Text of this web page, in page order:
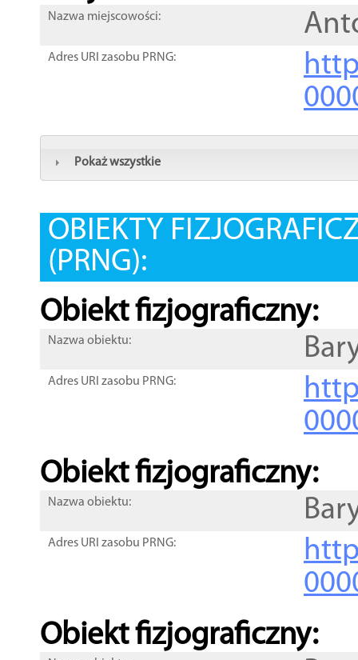
Nazwa miejscowości:
Adres URI zasobu PRNG:
Pokaż wszystkie
OBIEKTY
(PRNG):
Obiekt fizjograficzny:
Nazwa obiektu:
Adres URI zasobu PRNG:
Obiekt fizjograficzny:
Nazwa obiektu:
Adres URI zasobu PRNG:
Obiekt fizjograficzny: